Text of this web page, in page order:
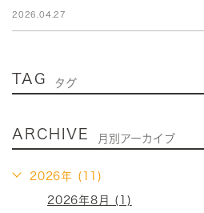
2026.04.27
TAG タグ
ARCHIVE 月別アーカイブ
2026年 (11)
2026年8月 (1)